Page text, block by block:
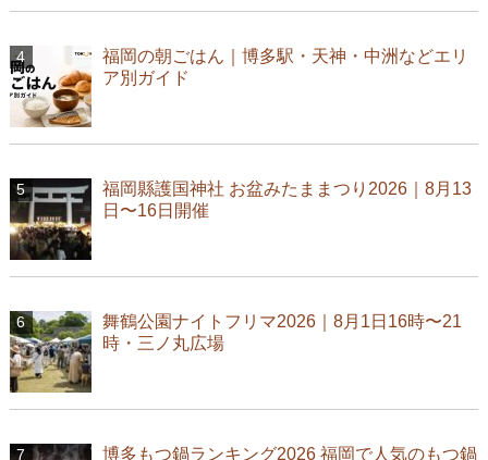
福岡の朝ごはん｜博多駅・天神・中洲などエリ
ア別ガイド
福岡縣護国神社 お盆みたままつり2026｜8月13
日〜16日開催
舞鶴公園ナイトフリマ2026｜8月1日16時〜21
時・三ノ丸広場
博多もつ鍋ランキング2026 福岡で人気のもつ鍋